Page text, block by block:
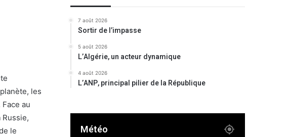
les
au
le
7 août 2026
Sortir de l’impasse
5 août 2026
L’Algérie, un acteur dynamique
4 août 2026
L’ANP, principal pilier de la République
Météo